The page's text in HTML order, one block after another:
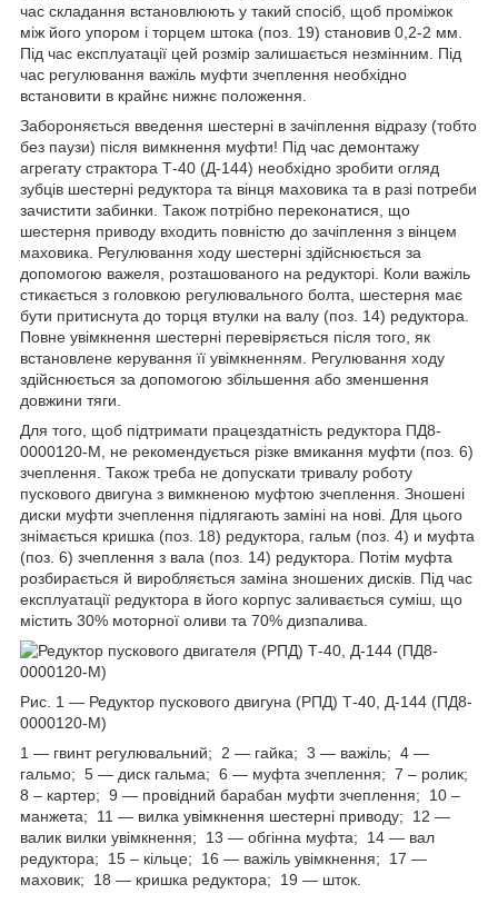
час складання встановлюють у такий спосіб, щоб проміжок
між його упором і торцем штока (поз. 19) становив 0,2-2 мм.
Під час експлуатації цей розмір залишається незмінним. Під
час регулювання важіль муфти зчеплення необхідно
встановити в крайнє нижнє положення.
Забороняється введення шестерні в зачіплення відразу (тобто
без паузи) після вимкнення муфти! Під час демонтажу
агрегату страктора Т-40 (Д-144) необхідно зробити огляд
зубців шестерні редуктора та вінця маховика та в разі потреби
зачистити забинки. Також потрібно переконатися, що
шестерня приводу входить повністю до зачіплення з вінцем
маховика. Регулювання ходу шестерні здійснюється за
допомогою важеля, розташованого на редукторі. Коли важіль
стикається з головкою регулювального болта, шестерня має
бути притиснута до торця втулки на валу (поз. 14) редуктора.
Повне увімкнення шестерні перевіряється після того, як
встановлене керування її увімкненням. Регулювання ходу
здійснюється за допомогою збільшення або зменшення
довжини тяги.
Для того, щоб підтримати працездатність редуктора ПД8-
0000120-М, не рекомендується різке вмикання муфти (поз. 6)
зчеплення. Також треба не допускати тривалу роботу
пускового двигуна з вимкненою муфтою зчеплення. Зношені
диски муфти зчеплення підлягають заміні на нові. Для цього
знімається кришка (поз. 18) редуктора, гальм (поз. 4) и муфта
(поз. 6) зчеплення з вала (поз. 14) редуктора. Потім муфта
розбирається й виробляється заміна зношених дисків. Під час
експлуатації редуктора в його корпус заливається суміш, що
містить 30% моторної оливи та 70% дизпалива.
Рис. 1 — Редуктор пускового двигуна (РПД) Т-40, Д-144 (ПД8-
0000120-М)
1 — гвинт регулювальний; 2 — гайка; 3 — важіль; 4 —
гальмо; 5 — диск гальма; 6 — муфта зчеплення; 7 – ролик;
8 – картер; 9 — провідний барабан муфти зчеплення; 10 –
манжета; 11 — вилка увімкнення шестерні приводу; 12 —
валик вилки увімкнення; 13 — обгінна муфта; 14 — вал
редуктора; 15 – кільце; 16 — важіль увімкнення; 17 —
маховик; 18 — кришка редуктора; 19 — шток.